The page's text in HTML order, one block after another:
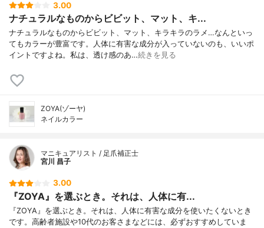
3.00
ナチュラルなものからビビット、マット、キ...
ナチュラルなものからビビット、マット、キラキラのラメ…なんといっ
てもカラーが豊富です。人体に有害な成分が入っていないのも、いいポ
イントですよね。私は、透け感のあ…続きを見る
ZOYA(ゾーヤ)
ネイルカラー
マニキュアリスト / 足爪補正士
宮川 昌子
3.00
『ZOYA』を選ぶとき。それは、人体に有...
『ZOYA』を選ぶとき。それは、人体に有害な成分を使いたくないとき
です。高齢者施設や10代のお客さまなどには、必ずおすすめしていま